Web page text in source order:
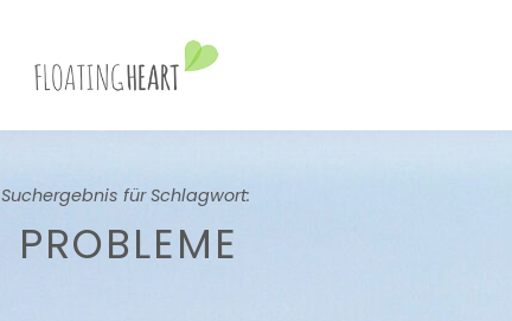
Suchergebnis für Schlagwort:
PROBLEME